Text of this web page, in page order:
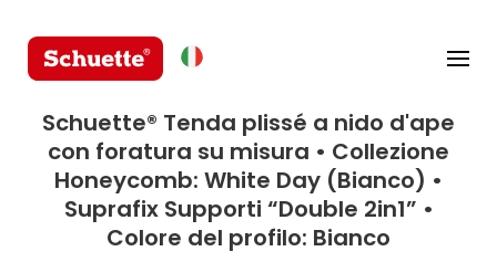
Schuette® Tenda plissé a nido d'ape
con foratura su misura • Collezione
Honeycomb: White Day (Bianco) •
Suprafix Supporti “Double 2in1” •
Colore del profilo: Bianco